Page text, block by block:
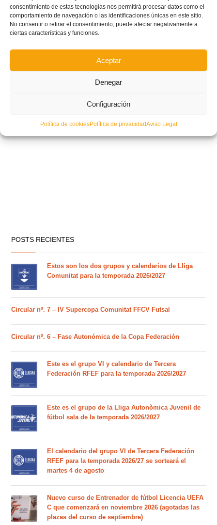
consentimiento de estas tecnologías nos permitirá procesar datos como el
comportamiento de navegación o las identificaciones únicas en este sitio.
No consentir o retirar el consentimiento, puede afectar negativamente a
ciertas características y funciones.
Aceptar
Denegar
Configuración
Política de cookiesPolítica de privacidadAviso Legal
Levante y Villarreal se verán las caras en cuartos de final de Copa del Rey
POSTS RECIENTES
Estos son los dos grupos y calendarios de Lliga
Comunitat para la temporada 2026/2027
Circular nº. 7 – IV Supercopa Comunitat FFCV Futsal
Circular nº. 6 – Fase Autonómica de la Copa Federación
Este es el grupo VI y calendario de Tercera
Federación RFEF para la temporada 2026/2027
Este es el grupo de la Lliga Autonòmica Juvenil de
fútbol sala de la temporada 2026/2027
El calendario del grupo VI de Tercera Federación
RFEF para la temporada 2026/27 se sorteará el
martes 4 de agosto
Nuevo curso de Entrenador de fútbol Licencia UEFA
C que comenzará en noviembre 2026 (agotadas las
plazas del curso de septiembre)